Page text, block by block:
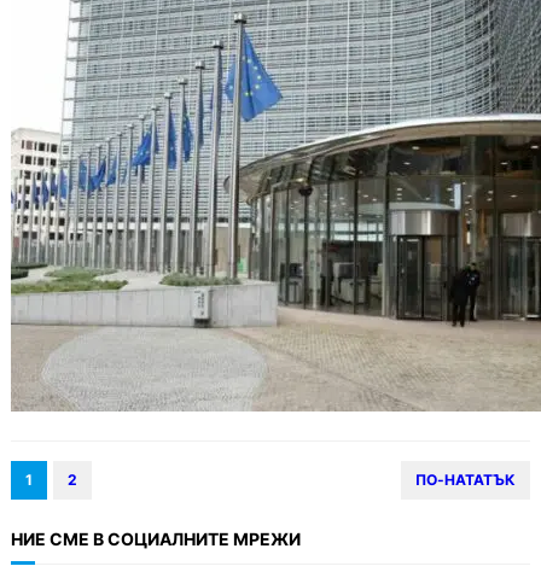
1 2 ПО-НАТАТЪК
НИЕ СМЕ В СОЦИАЛНИТЕ МРЕЖИ